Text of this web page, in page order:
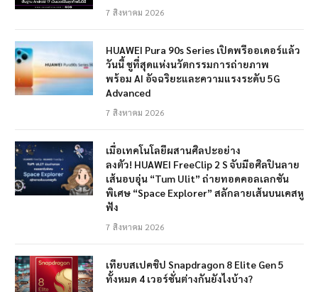
7 สิงหาคม 2026
HUAWEI Pura 90s Series เปิดพรีออเดอร์แล้ว
วันนี้ ชูที่สุดแห่งนวัตกรรมการถ่ายภาพ
พร้อม AI อัจฉริยะและความแรงระดับ 5G
Advanced
7 สิงหาคม 2026
เมื่อเทคโนโลยีผสานศิลปะอย่าง
ลงตัว! HUAWEI FreeClip 2 S จับมือศิลปินลาย
เส้นอบอุ่น “Tum Ulit” ถ่ายทอดคอลเลกชัน
พิเศษ “Space Explorer” สลักลายเส้นบนเคสหู
ฟัง
7 สิงหาคม 2026
เทียบสเปคชิป Snapdragon 8 Elite Gen 5
ทั้งหมด 4 เวอร์ชั่นต่างกันยังไงบ้าง?